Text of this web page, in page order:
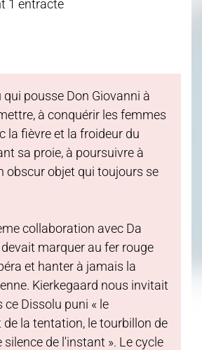
1 entracte
qui pousse Don Giovanni à
à conquérir les femmes
la fièvre et la froideur du
sa proie, à poursuivre à
obscur objet qui toujours se
collaboration avec Da
marquer au fer rouge
et hanter à jamais la
Kierkegaard nous invitait
ce Dissolu puni « le
la tentation, le tourbillon de
silence de l'instant ». Le cycle